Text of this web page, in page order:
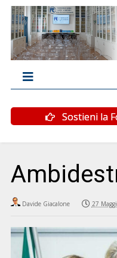
Sostieni la
Davide Giacalone 27